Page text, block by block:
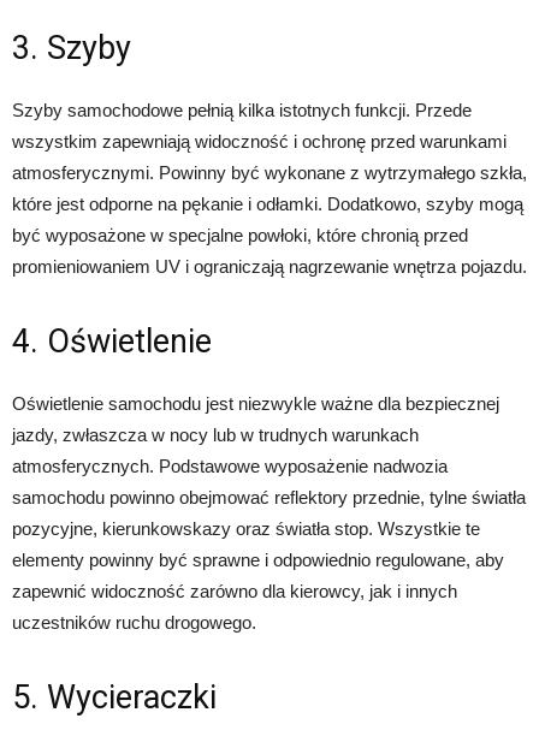
3. Szyby
Szyby samochodowe pełnią kilka istotnych funkcji. Przede
wszystkim zapewniają widoczność i ochronę przed warunkami
atmosferycznymi. Powinny być wykonane z wytrzymałego szkła,
które jest odporne na pękanie i odłamki. Dodatkowo, szyby mogą
być wyposażone w specjalne powłoki, które chronią przed
promieniowaniem UV i ograniczają nagrzewanie wnętrza pojazdu.
4. Oświetlenie
Oświetlenie samochodu jest niezwykle ważne dla bezpiecznej
jazdy, zwłaszcza w nocy lub w trudnych warunkach
atmosferycznych. Podstawowe wyposażenie nadwozia
samochodu powinno obejmować reflektory przednie, tylne światła
pozycyjne, kierunkowskazy oraz światła stop. Wszystkie te
elementy powinny być sprawne i odpowiednio regulowane, aby
zapewnić widoczność zarówno dla kierowcy, jak i innych
uczestników ruchu drogowego.
5. Wycieraczki